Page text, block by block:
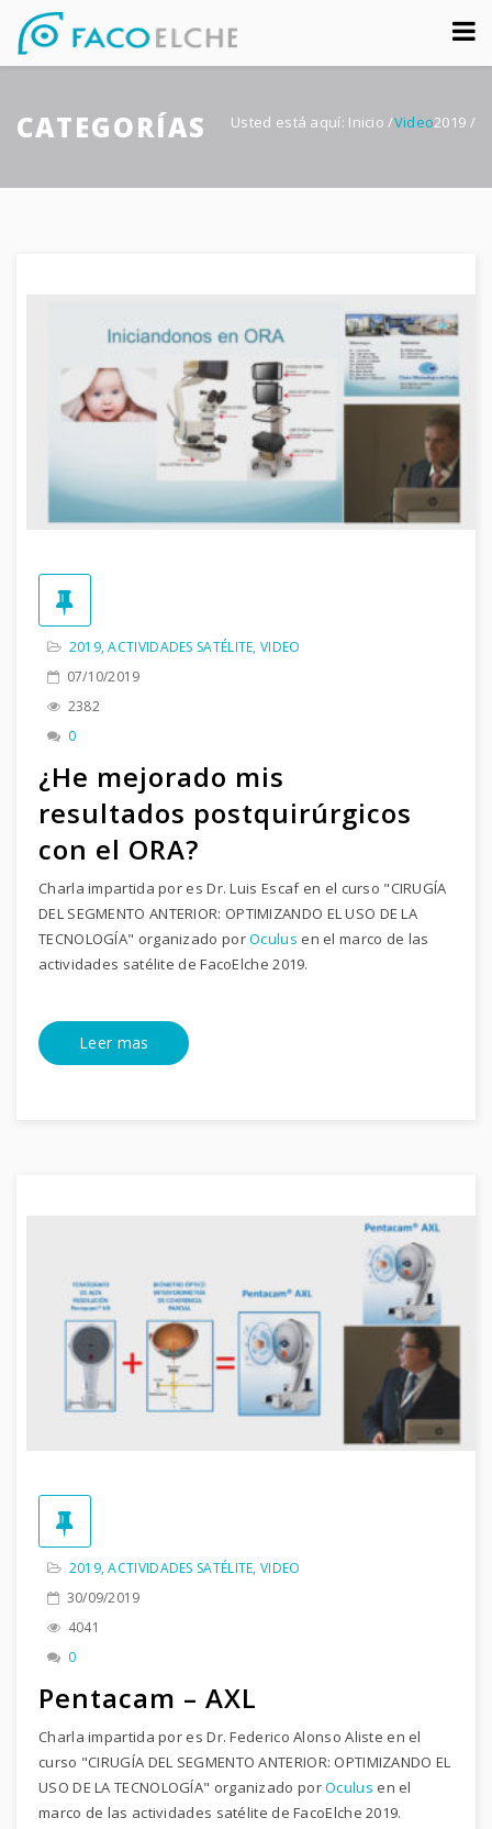
Sobre nosotros
Congreso
Contacto
CATEGORÍAS Usted está aquí: Inicio /Video2019 /
2019,ACTIVIDADES SATÉLITE,VIDEO
07/10/2019
2382
0
¿He mejorado mis
resultados postquirúrgicos
con el ORA?
Charla impartida por es Dr. Luis Escaf en el curso "CIRUGÍA
DEL SEGMENTO ANTERIOR: OPTIMIZANDO EL USO DE LA
TECNOLOGÍA" organizado porOculus en el marco de las
actividades satélite de FacoElche 2019.
Leer mas
2019,ACTIVIDADES SATÉLITE,VIDEO
30/09/2019
4041
0
Pentacam – AXL
Charla impartida por es Dr. Federico Alonso Aliste en el
curso "CIRUGÍA DEL SEGMENTO ANTERIOR: OPTIMIZANDO EL
USO DE LA TECNOLOGÍA" organizado porOculus en el
marco de las actividades satélite de FacoElche 2019.